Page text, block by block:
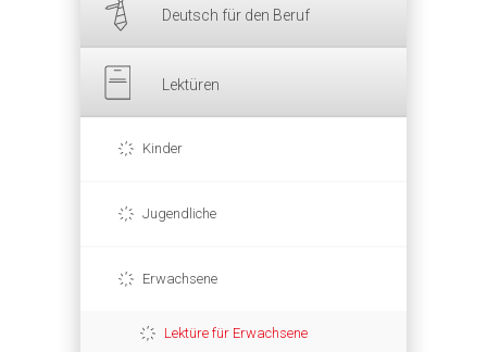
Deutsch für den Beruf
Lektüren
Kinder
Jugendliche
Erwachsene
Lektüre für Erwachsene